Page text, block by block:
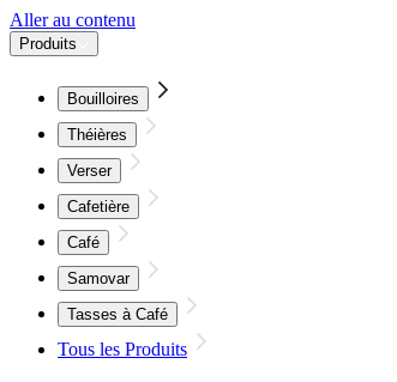
Aller au contenu
Produits
Bouilloires
Théières
Verser
Cafetière
Café
Samovar
Tasses à Café
Tous les Produits